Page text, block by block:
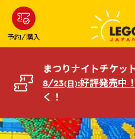
ン
コ
へ
予約/購入
まつりナイトチケッ
8/23(日):好評発売中！
く！